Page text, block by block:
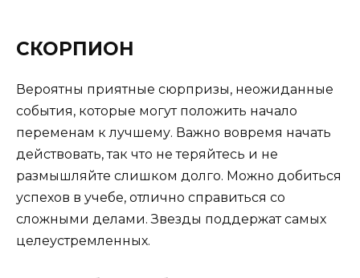
СКОРПИОН
Вероятны приятные сюрпризы, неожиданные
события, которые могут положить начало
переменам к лучшему. Важно вовремя начать
действовать, так что не теряйтесь и не
размышляйте слишком долго. Можно добиться
успехов в учебе, отлично справиться со
сложными делами. Звезды поддержат самых
целеустремленных.